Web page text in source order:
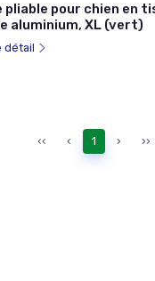
pliable pour chien en
aluminium, XL (vert)
détail
‹‹ ‹ 1 › ››